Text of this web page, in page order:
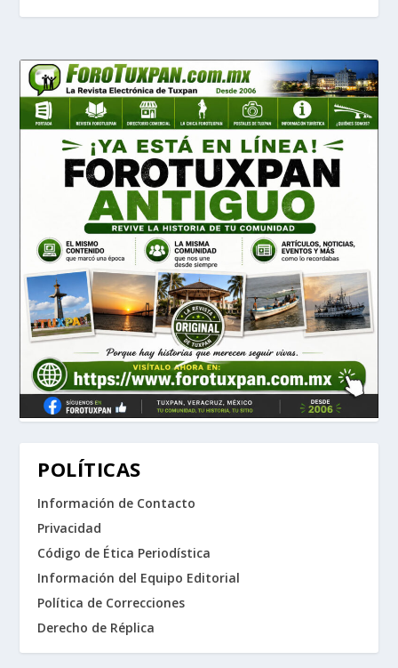
POLÍTICAS
Información de Contacto
Privacidad
Código de Ética Periodística
Información del Equipo Editorial
Política de Correcciones
Derecho de Réplica